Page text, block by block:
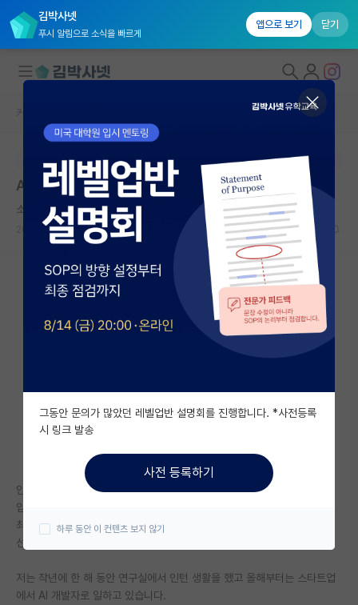
김박사넷
푸시 알림으로 소식을 빠르게
앱으로 보기 닫기
대학원생 모집
국내대학원 정보
연구실&오픈랩
커뮤니티
커뮤니티 홈
전체글보기
베스트 게시판
자유 게시판(아무개랩)
미국 유학 게시판
미국 대학원 합격 후기 게시판
대학원생 모집 게시판
연구실(PI) 홍보 게시판
석박사 채용 정보 게시판
커뮤니티 홈
본문이 수정되지 않는 박제글입니다.
AI 분야 미국 박사 조언 부탁드립니다.
소심한 피터 힉스
2026.05.17 7 2199
안녕하세요. 저는 현재 서울대학교 재학 중이고 8월에 졸업 예정인 학부생
입니다.
최근에 미국 박사를 도전해볼까라는 생각이 들었는데
선배님들의 의견이 궁금해서 여쭙습니다.
저는 작년에 한 해 동안 연구실에서 인턴 생활을 했고 올해부터는 스타트업
에서 AI 개발자로 일하고 있습니다.
그동안 문의가 많았던 레벨업반 설명회를 진행합니다. *사전등록
시 링크 발송
사전 등록하기
하루 동안 이 컨텐츠 보지 않기